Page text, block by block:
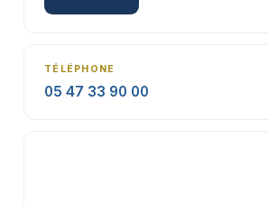
TÉLÉPHONE
05 47 33 90 00